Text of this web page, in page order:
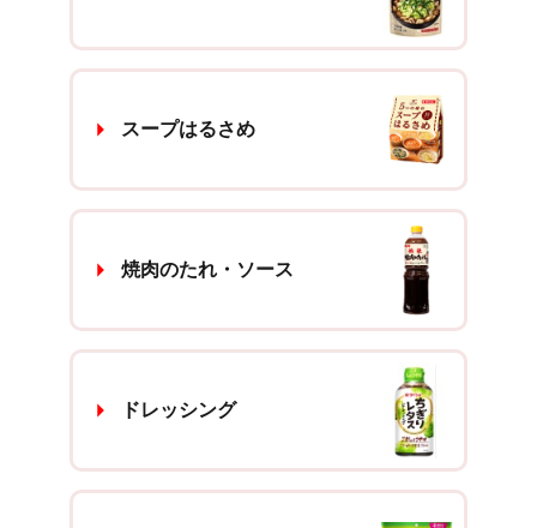
スープはるさめ
焼肉のたれ・ソース
ドレッシング